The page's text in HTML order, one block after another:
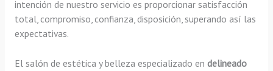
intención de nuestro servicio es proporcionar satisfacción
total, compromiso, confianza, disposición, superando así las
expectativas.
El salón de estética y belleza especializado en delineado